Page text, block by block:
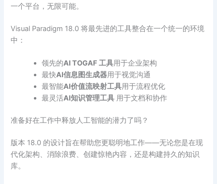
一个平台，无限可能。
Visual Paradigm 18.0 将最先进的工具整合在一个统一的环境
中：
领先的AI TOGAF 工具用于企业架构
最快AI信息图生成器用于视觉沟通
最智能AI价值流映射工具用于流程优化
最灵活AI知识管理工具 用于文档和协作
准备好在工作中释放人工智能的潜力了吗？
版本 18.0 的设计旨在帮助您更聪明地工作——无论您是在现
代化架构、消除浪费、创建惊艳内容，还是构建持久的知识
库。